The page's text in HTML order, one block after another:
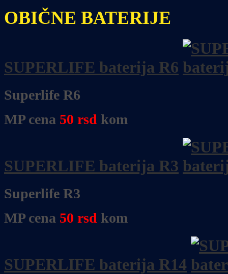
OBIČNE BATERIJE
SUPERLIFE baterija R6
Superlife R6
MP cena 50 rsd kom
SUPERLIFE baterija R3
Superlife R3
MP cena 50 rsd kom
SUPERLIFE baterija R14